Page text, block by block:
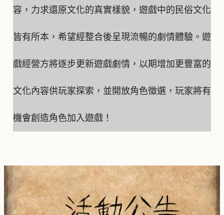
容，力求還原文化的真實樣貌，遊戲中的民俗文化
皆有所本，希望經整合後呈現流暢的劇情體驗。遊
戲經營方將逐步更新遊戲劇情，以期增加更豐富的
文化內容供玩家探索，並開放角色徵選，玩家將有
機會創造角色加入遊戲！